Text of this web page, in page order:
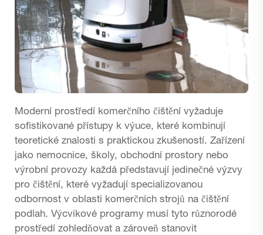
Moderní prostředí komerčního čištění vyžaduje
sofistikované přístupy k výuce, které kombinují
teoretické znalosti s praktickou zkušeností. Zařízení
jako nemocnice, školy, obchodní prostory nebo
výrobní provozy každá představují jedinečné výzvy
pro čištění, které vyžadují specializovanou
odbornost v oblasti komerčních strojů na čištění
podlah. Výcvikové programy musí tyto různorodé
prostředí zohledňovat a zároveň stanovit